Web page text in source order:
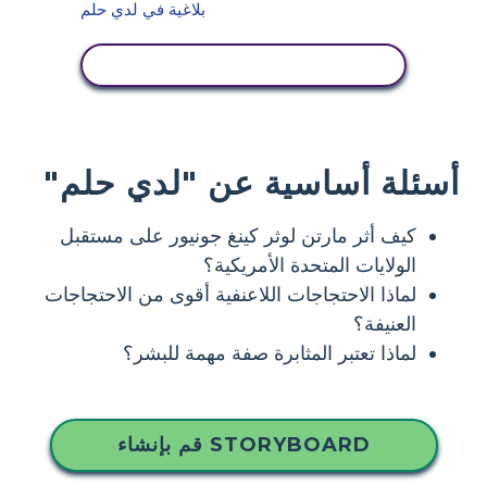
أسئلة أساسية عن "لدي حلم"
كيف أثر مارتن لوثر كينغ جونيور على مستقبل
الولايات المتحدة الأمريكية؟
لماذا الاحتجاجات اللاعنفية أقوى من الاحتجاجات
العنيفة؟
لماذا تعتبر المثابرة صفة مهمة للبشر؟
قم بإنشاء STORYBOARD